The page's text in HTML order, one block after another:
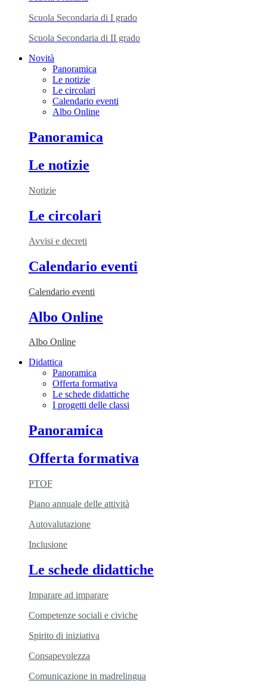
Scuola Secondaria di I grado
Scuola Secondaria di II grado
Novità
Panoramica
Le notizie
Le circolari
Calendario eventi
Albo Online
Panoramica
Le notizie
Notizie
Le circolari
Avvisi e decreti
Calendario eventi
Calendario eventi
Albo Online
Albo Online
Didattica
Panoramica
Offerta formativa
Le schede didattiche
I progetti delle classi
Panoramica
Offerta formativa
PTOF
Piano annuale delle attività
Autovalutazione
Inclusione
Le schede didattiche
Imparare ad imparare
Competenze sociali e civiche
Spirito di iniziativa
Consapevolezza
Comunicazione in madrelingua